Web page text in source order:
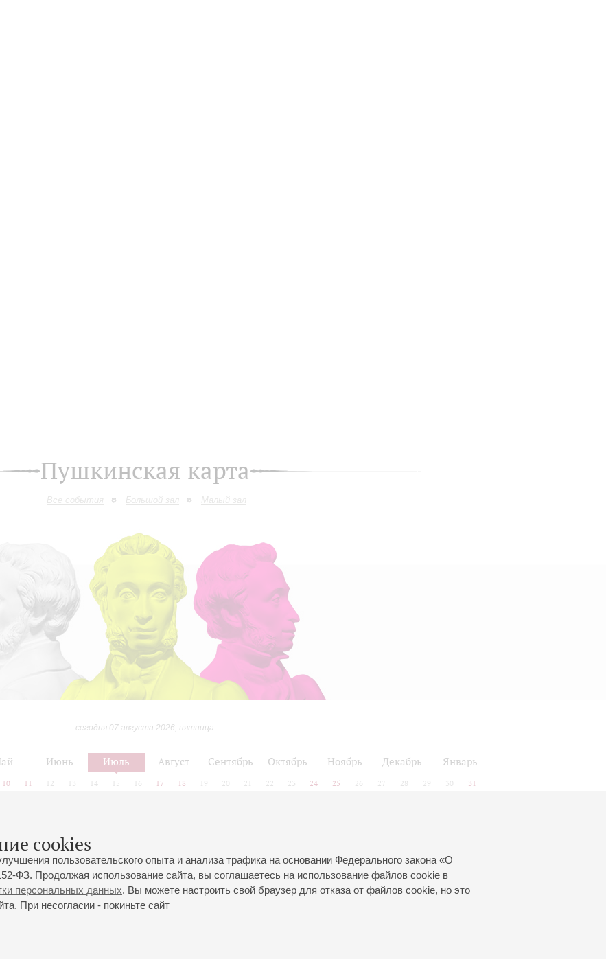
cookies
пользовательского опыта и анализа трафика на основании Федерального закона «О
ФЗ. Продолжая использование сайта, вы соглашаетесь на использование файлов cookie в
персональных данных. Вы можете настроить свой браузер для отказа от файлов cookie, но это
При несогласии - покиньте сайт
Пушкинская карта
Все события Большой зал Малый зал
сегодня 07 августа 2026, пятница
Июнь Июль Август Сентябрь Октябрь Ноябрь Декабрь Январь
10 11 12 13 14 15 16 17 18 19 20 21 22 23 24 25 26 27 28 29 30 31
Июнь